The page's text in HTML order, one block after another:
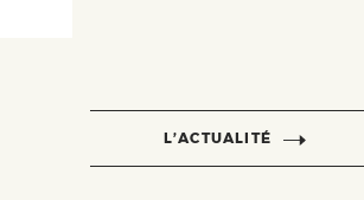
L’ACTUALITÉ